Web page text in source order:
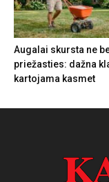
Augalai skursta ne
priežasties: dažna
kartojama kasmet